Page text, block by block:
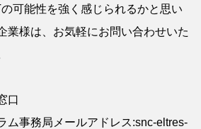
可能性を強く感じられるかと思い
業様は、お気軽にお問い合わせいた
口
ム事務局メールアドレス:snc-eltres-